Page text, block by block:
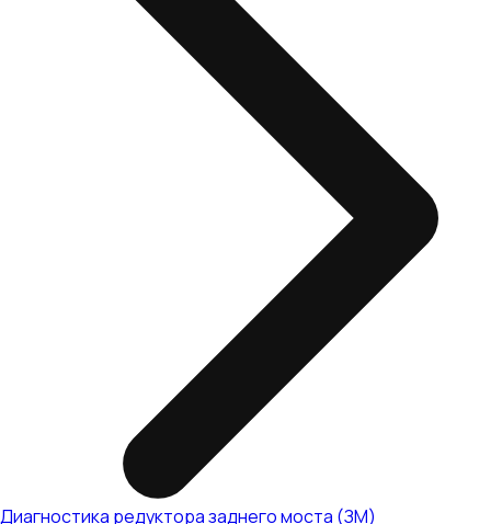
Диагностика редуктора заднего моста (ЗМ)